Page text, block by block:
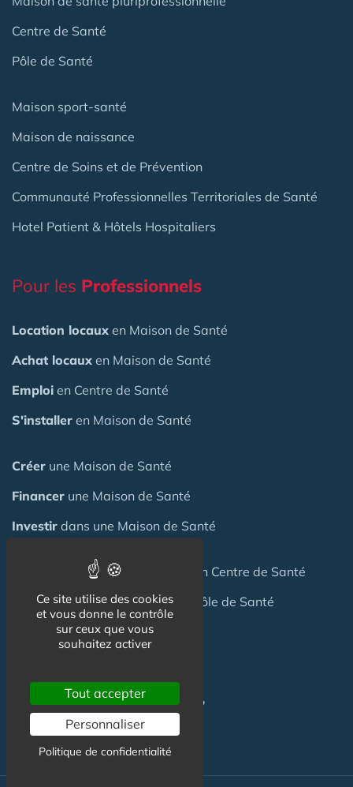
Centre de Santé
Pôle de Santé
Maison sport-santé
Maison de naissance
Centre de Soins et de Prévention
Communauté Professionnelles Territoriales de Santé
Hotel Patient & Hôtels Hospitaliers
Pour les Professionnels
Location locaux en Maison de Santé
Achat locaux en Maison de Santé
Emploi en Centre de Santé
S'installer en Maison de Santé
Créer une Maison de Santé
Financer une Maison de Santé
Investir dans une Maison de Santé
une Maisonde Santé
ou un Centre de Santé
Terrainpour création Maison / Pôle de Santé
C'est quoi une Maison de Santé ?
Ce site utilise des cookies
et vous donne le contrôle
sur ceux que vous
souhaitez activer
Tout accepter
Personnaliser
Politique de confidentialité